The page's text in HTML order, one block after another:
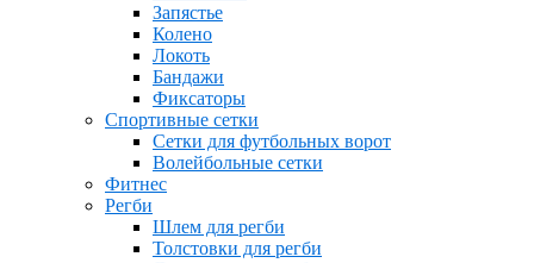
Запястье
Колено
Локоть
Бандажи
Фиксаторы
Спортивные сетки
Сетки для футбольных ворот
Волейбольные сетки
Фитнес
Регби
Шлем для регби
Толстовки для регби